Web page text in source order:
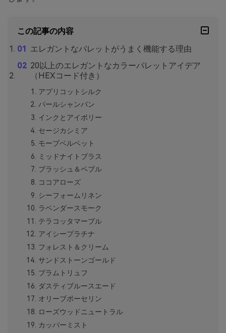
この記事の内容
エレガントなパレットがうまく機能する理由
20以上のエレガントなカラーパレットアイデア
（HEXコード付き）
アプリコットシルク
パールシャンパン
インクとアイボリー
セージカシミア
モーブベルベット
ミッドナイトブラス
ブラッシュ＆ペブル
ココアローズ
シーフォームリネン
ラベンダースモーク
テラコッタマーブル
アイシープラチナ
フォレスト＆クリーム
サンドストーンゴールド
プラムトリュフ
ダスティブルースエード
オリーブポーセリン
ローズウッドニュートラル
カッパーミスト